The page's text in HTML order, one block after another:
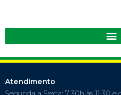
Atendimento